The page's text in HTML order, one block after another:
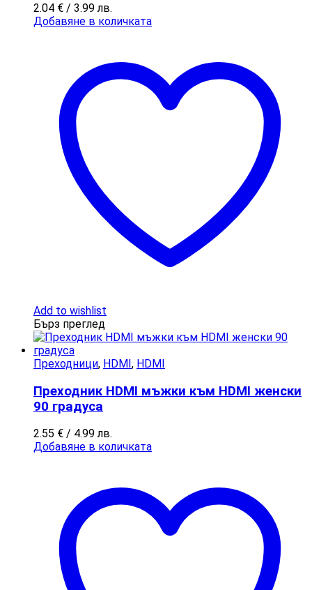
2.04 € / 3.99 лв.
Добавяне в количката
Add to wishlist
Бърз преглед
Преходници, HDMI, HDMI
Преходник HDMI мъжки към HDMI женски
90 градуса
2.55 € / 4.99 лв.
Добавяне в количката